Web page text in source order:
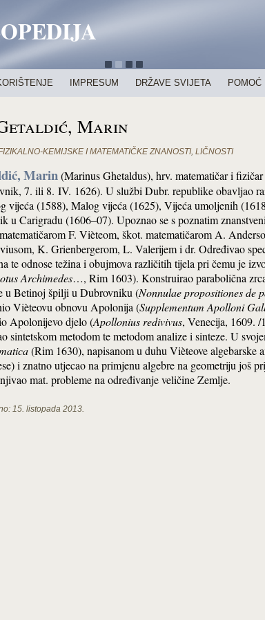
IMPRESUM DRŽAVE SVIJETA POMOĆ
Marin
KEMIJSKE I MATEMATIČKE ZNANOSTI, LIČNOSTI
Marin(Marinus Ghetaldus), hrv. matematičar i
7. ili 8. IV. 1626). U službi Dubr. republike obavljao
vijeća (1588), Malog vijeća (1625), Vijeća umoljenih
u Carigradu (1606–07). Upoznao se s poznatim
F. Vièteom, škot. matematičarom A.
K. Grienbergerom, L. Valerijem i dr. Određivao
te odnose težina i obujmova različitih tijela pri čemu je
Archimedes…, Rim 1603). Konstruirao parabolična
u Betinoj špilji u Dubrovniku (Nonnulae propositiones de
Vièteovu obnovu Apolonija (Supplementum Apolloni
Apolonijevo djelo (Apollonius redivivus, Venecija, 1609.
sintetskom metodom te metodom analize i sinteze. U
(Rim 1630), napisanom u duhu Vièteove algebarske
i znatno utjecao na primjenu algebre na geometriju još
mat. probleme na određivanje veličine Zemlje.
15. listopada 2013.